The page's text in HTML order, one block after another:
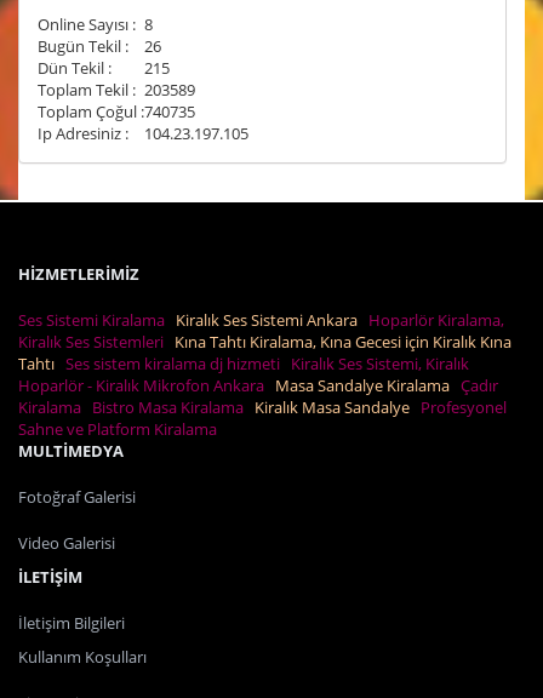
Online Sayısı : 8
Bugün Tekil :
26
Dün Tekil :
215
Toplam Tekil : 203589
Toplam Çoğul :740735
Ip Adresiniz :
104.23.197.105
HİZMETLERİMİZ
Ses Sistemi Kiralama Kiralık Ses Sistemi Ankara Hoparlör Kiralama,
Kiralık Ses Sistemleri Kına Tahtı Kiralama, Kına Gecesi için Kiralık Kına
Tahtı Ses sistem kiralama dj hizmeti Kiralık Ses Sistemi, Kiralık
Hoparlör - Kiralık Mikrofon Ankara Masa Sandalye Kiralama Çadır
Kiralama Bistro Masa Kiralama Kiralık Masa Sandalye Profesyonel
Sahne ve Platform Kiralama
MULTİMEDYA
Fotoğraf Galerisi
Video Galerisi
İLETİŞİM
İletişim Bilgileri
Kullanım Koşulları